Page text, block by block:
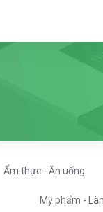
Ẩm thực - Ăn uống
Mỹ phẩm -